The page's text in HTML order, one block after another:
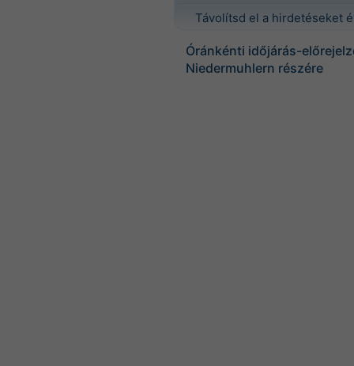
Távolítsd el a hirdetéseket
Óránkénti időjárás-
Niedermuhlern részére